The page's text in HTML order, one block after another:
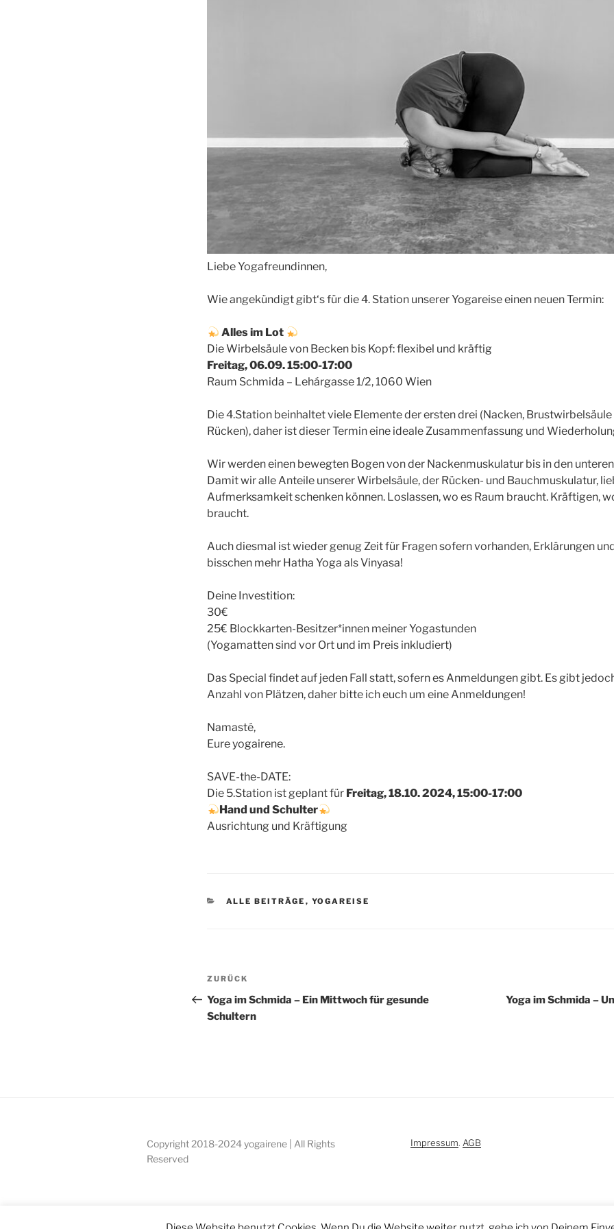
Liebe Yogafreundinnen,
Wie angekündigt gibt‘s für die 4. Station unserer Yogareise einen neuen Termin:
Alles im Lot
Die Wirbelsäule von Becken bis Kopf: flexibel und kräftig
Freitag, 06.09. 15:00-17:00
Raum Schmida – Lehárgasse 1/2, 1060 Wien
Die 4.Station beinhaltet viele Elemente der ersten drei (Nacken,
Rücken), daher ist dieser Termin eine ideale Zusammenfassung und
Wir werden einen bewegten Bogen von der Nackenmuskulatur bis in den
Damit wir alle Anteile unserer Wirbelsäule, der Rücken- und Bauchmuskulatur,
Aufmerksamkeit schenken können. Loslassen, wo es Raum braucht. Kräftigen,
braucht.
Auch diesmal ist wieder genug Zeit für Fragen sofern vorhanden, Erklärungen
bisschen mehr Hatha Yoga als Vinyasa!
Deine Investition:
30€
25€ Blockkarten-Besitzer*innen meiner Yogastunden
(Yogamatten sind vor Ort und im Preis inkludiert)
Das Special findet auf jeden Fall statt, sofern es Anmeldungen gibt. Es gibt
Anzahl von Plätzen, daher bitte ich euch um eine Anmeldungen!
Namasté,
Eure yogairene.
SAVE-the-DATE:
Die 5.Station ist geplant für Freitag, 18.10. 2024, 15:00-17:00
Hand und Schulter
Ausrichtung und Kräftigung
KATEGORIEN
ALLE BEITRÄGE , YOGAREISE
Beitragsnavigation
Vorheriger
Beitrag
ZURÜCK
Yoga im Schmida – Ein Mittwoch für gesunde
Schultern
Yoga im Schmida –
Copyright 2018-2024 yogairene | All Rights
Reserved
Impressum. AGB